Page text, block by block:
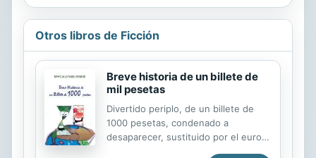
Otros libros de Ficción
Breve historia de un billete de
mil pesetas
Divertido periplo, de un billete de
1000 pesetas, condenado a
desaparecer, sustituido por el euro,